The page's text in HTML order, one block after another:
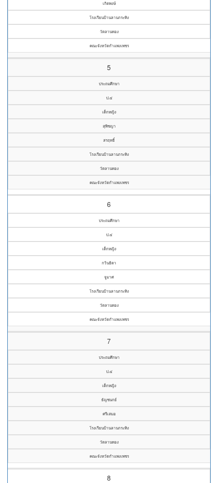
เกิดพงษ์
โรงเรียนบ้านลานกระทิง
วัดลานทอง
คณะจังหวัดกำแพงเพชร
5
ประถมศึกษา
ป.๔
เด็กหญิง
สุพิชญา
สรฤทธิ์
โรงเรียนบ้านลานกระทิง
วัดลานทอง
คณะจังหวัดกำแพงเพชร
6
ประถมศึกษา
ป.๔
เด็กหญิง
กวินธิดา
จูมาศ
โรงเรียนบ้านลานกระทิง
วัดลานทอง
คณะจังหวัดกำแพงเพชร
7
ประถมศึกษา
ป.๔
เด็กหญิง
ธัญชนกย์
ศรีเสมอ
โรงเรียนบ้านลานกระทิง
วัดลานทอง
คณะจังหวัดกำแพงเพชร
8